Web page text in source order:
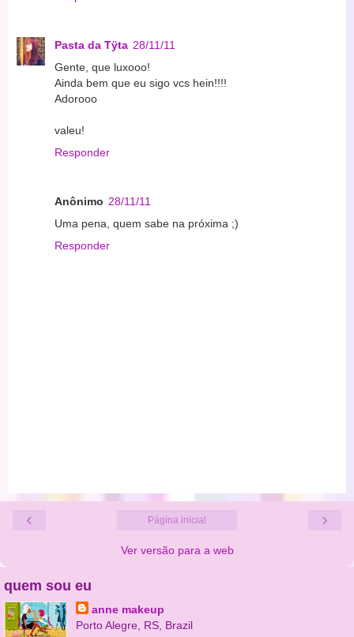
Pasta da Tÿta 28/11/11
Gente, que luxooo!
Ainda bem que eu sigo vcs hein!!!!
Adorooo
valeu!
Responder
Anônimo 28/11/11
Uma pena, quem sabe na próxima ;)
Responder
‹ ›
Página inicial
Ver versão para a web
quem sou eu
anne makeup
Porto Alegre, RS, Brazil